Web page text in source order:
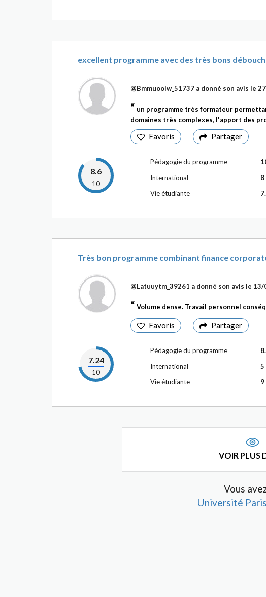
excellent programme avec des très bons
@Bmmuoolw_51737 a donné son avis le
un programme très formateur
domaines très complexes, l'apport des
Favoris Partager
8.6
10
Pédagogie du programme
International
8
Vie étudiante
Très bon programme combinant finance
@Latuuytm_39261 a donné son avis le 13/
Volume dense. Travail personnel
Favoris Partager
7.24
10
Pédagogie du programme
International
5
Vie étudiante
9
VOIR PLUS
Vous
Université